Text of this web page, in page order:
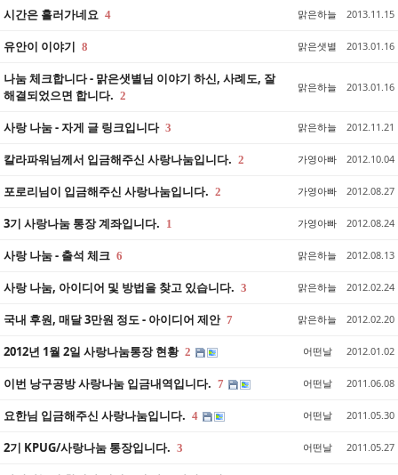
시간은 흘러가네요 4 맑은하늘 2013.11.15
유안이 이야기 8 맑은샛별 2013.01.16
나눔 체크합니다 - 맑은샛별님 이야기 하신, 사례도, 잘
해결되었으면 합니다. 2
맑은하늘 2013.01.16
사랑 나눔 - 자게 글 링크입니다 3 맑은하늘 2012.11.21
칼라파워님께서 입금해주신 사랑나눔입니다. 2 가영아빠 2012.10.04
포로리님이 입금해주신 사랑나눔입니다. 2 가영아빠 2012.08.27
3기 사랑나눔 통장 계좌입니다. 1 가영아빠 2012.08.24
사랑 나눔 - 출석 체크 6 맑은하늘 2012.08.13
사랑 나눔, 아이디어 및 방법을 찾고 있습니다. 3 맑은하늘 2012.02.24
국내 후원, 매달 3만원 정도 - 아이디어 제안 7 맑은하늘 2012.02.20
2012년 1월 2일 사랑나눔통장 현황 2 어떤날 2012.01.02
이번 낭구공방 사랑나눔 입금내역입니다. 7 어떤날 2011.06.08
요한님 입금해주신 사랑나눔입니다. 4 어떤날 2011.05.30
2기 KPUG/사랑나눔 통장입니다. 3 어떤날 2011.05.27